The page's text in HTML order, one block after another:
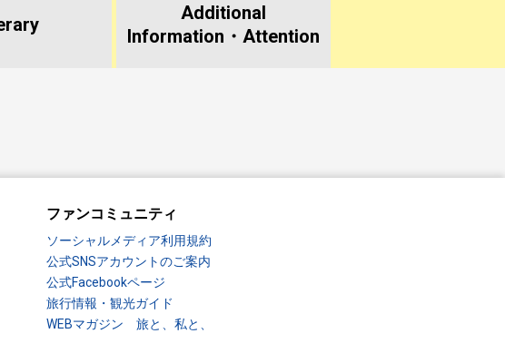
Additional
Information・ Attention
ファンコミュニティ
ソーシャルメディア利用規約
公式SNSアカウントのご案内
公式Facebookページ
旅行情報・観光ガイド
WEBマガジン 旅と、私と、